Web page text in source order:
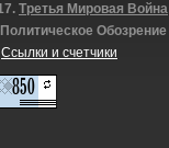
Третья Мировая Война
Обозрение
Ссылки и счетчики